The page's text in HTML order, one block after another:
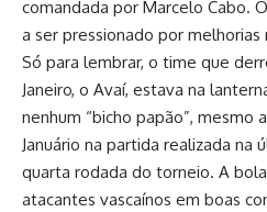
comandada por Marcelo Cabo.
a ser pressionado por melhorias
Só para lembrar, o time que
Janeiro, o Avaí, estava na
nenhum “bicho papão”, mesmo
Januário na partida realizada na
quarta rodada do torneio. A
atacantes vascaínos em boas